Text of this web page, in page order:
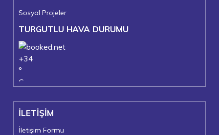
Sosyal Projeler
TURGUTLU HAVA DURUMU
+34
°
C
Turgutlu
Cumartesi, 08
İLETİŞİM
İletişim Formu